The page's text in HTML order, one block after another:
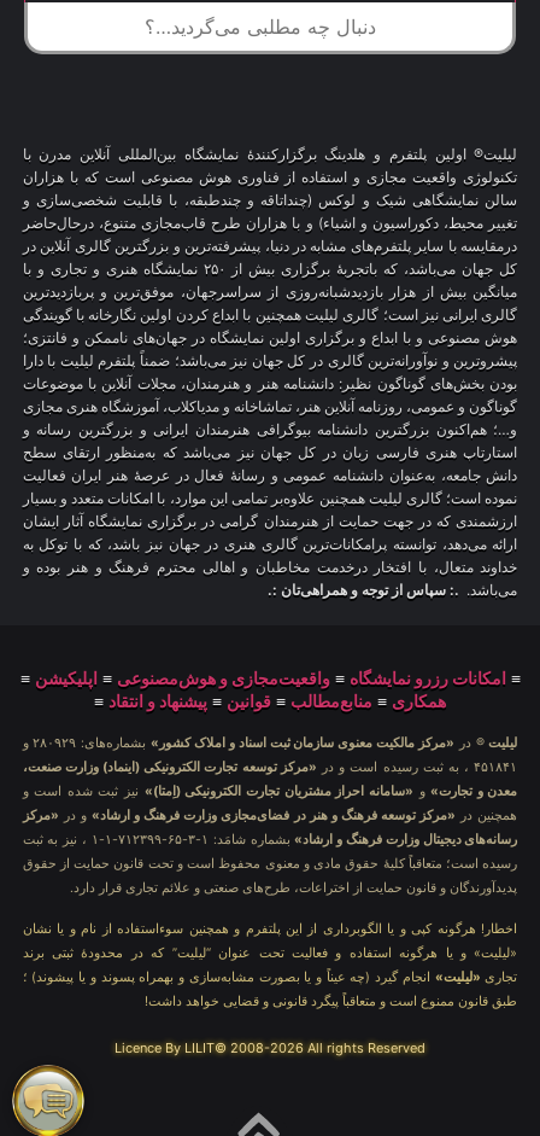
لیلیت® اولین پلتفرم و هلدینگ برگزارکنندهٔ نمایشگاه بین‌المللی آنلاین مدرن با
تکنولوژی واقعیت مجازی و استفاده از فناوری هوش مصنوعی است که با هزاران
سالن نمایشگاهی شیک و لوکس (چنداتاقه و چندطبقه، با قابلیت شخصی‌سازی و
تغییر محیط، دکوراسیون و اشیاء) و با هزاران طرح قاب‌مجازی متنوع، درحال‌حاضر
درمقایسه با سایر پلتفرم‌های مشابه در دنیا، پیشرفته‌ترین و بزرگترین گالری آنلاین در
کل جهان می‌باشد، که باتجربهٔ برگزاری بیش از ۲۵۰ نمایشگاه هنری و تجاری و با
میانگین بیش از هزار بازدیدشبانه‌روزی از سراسرجهان، موفق‌ترین و پربازدیدترین
گالری ایرانی نیز است؛ گالری لیلیت همچنین با ابداع کردن اولین نگارخانه با گویندگی
هوش مصنوعی و با ابداع و برگزاری اولین نمایشگاه در جهان‌های ناممکن و فانتزی؛
پیشروترین و نوآورانه‌ترین گالری در کل جهان نیز می‌باشد؛ ضمناً پلتفرم لیلیت با دارا
بودن بخش‌های گوناگون نظیر: دانشنامه هنر و هنرمندان، مجلات آنلاین با موضوعات
گوناگون و عمومی، روزنامه آنلاین هنر، تماشاخانه و مدیاکلاب، آموزشگاه هنری مجازی
و…؛ هم‌اکنون بزرگترین دانشنامه بیوگرافی هنرمندان ایرانی و بزرگترین رسانه و
استارتاپ هنری فارسی زبان در کل جهان نیز می‌باشد که به‌منظور ارتقای سطح
دانش جامعه، به‌عنوان دانشنامه عمومی و رسانهٔ فعال در عرصهٔ هنر ایران فعالیت
نموده است؛ گالری لیلیت همچنین علاوه‌بر تمامی این موارد، با امکانات متعدد و بسیار
ارزشمندی که در جهت حمایت از هنرمندان گرامی در برگزاری نمایشگاه آثار ایشان
ارائه می‌دهد، توانسته پرامکانات‌ترین گالری هنری در جهان نیز باشد، که با توکل به
خداوند متعال، با افتخار درخدمت مخاطبان و اهالی محترم فرهنگ و هنر بوده و
می‌باشد. .: سپاس از توجه و همراهی‌تان :.
≡ امکانات رزرو نمایشگاه ≡واقعیت‌مجازی و هوش‌مصنوعی ≡ اپلیکیشن ≡
همکاری ≡ منابع‌مطالب ≡ قوانین ≡ پیشنهاد و انتقاد ≡
لیلیت® در «مرکز مالکیت معنوی سازمان ثبت اسناد و املاک کشور»
بشماره‌های: ۲۸۰۹۲۹ و
۴۵۱۸۴۱ ، به ثبت رسیده است و در
«مرکز توسعه تجارت الکترونیکی (اینماد) وزارت صنعت،
معدن و تجارت»و «سامانه احراز مشتریان تجارت الکترونیکی (اِمتا)» نیز ثبت شده است و
همچنین در «مرکز توسعه فرهنگ و هنر در فضای‌مجازی وزارت فرهنگ و ارشاد» و در «مرکز
رسانه‌های دیجیتال وزارت فرهنگ و ارشاد»
بشماره شامَد: ۱-۳-۶۵-۷۱۲۳۹۹-۱-۱ ، نیز به ثبت
رسیده است؛ متعاقباً کلیهٔ حقوق مادی و معنوی محفوظ است و تحت قانون حمایت از حقوق
پدیدآورندگان و قانون حمایت از اختراعات، طرح‌های صنعتی و علائم تجاری قرار دارد.
اخطار! هرگونه کپی و یا الگوبرداری از این پلتفرم و همچنین سوءاستفاده از نام و یا نشان
«لیلیت» و یا هرگونه استفاده و فعالیت تحت عنوان “لیلیت” که در محدودهٔ ثبتی برند
تجاری «لیلیت» انجام گیرد (چه عیناً و یا بصورت مشابه‌سازی و بهمراه پسوند و یا پیشوند) ؛
طبق قانون ممنوع است و متعاقباً پیگرد قانونی و قضایی خواهد داشت!
Licence By LILIT© 2008-2026 All rights Reserved